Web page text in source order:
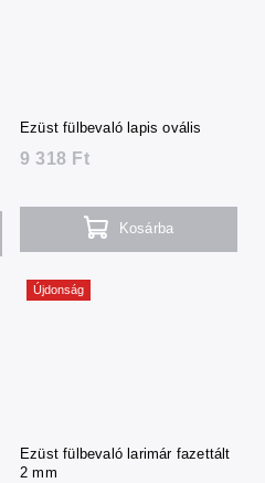
Ezüst fülbevaló lapis ovális
9 318 Ft
Kosárba
Újdonság
Ezüst fülbevaló larimár fazettált
2 mm